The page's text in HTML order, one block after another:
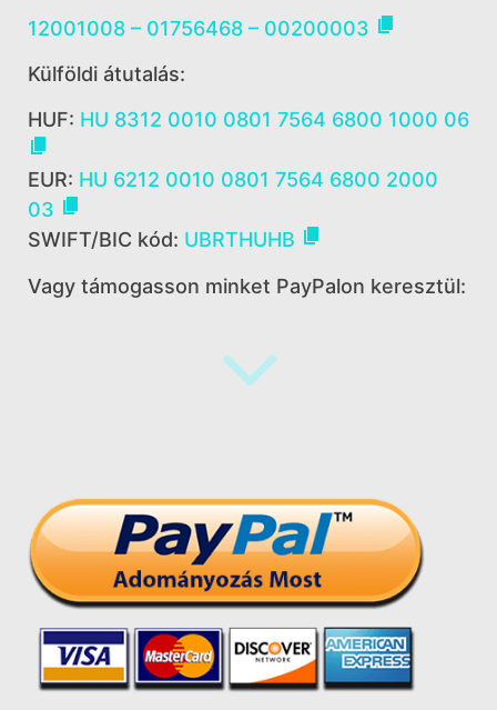
12001008 – 01756468 – 00200003 
Külföldi átutalás:
HUF: HU 8312 0010 0801 7564 6800 1000 06

EUR: HU 6212 0010 0801 7564 6800 2000
03 
SWIFT/BIC kód: UBRTHUHB 
Vagy támogasson minket PayPalon keresztül: